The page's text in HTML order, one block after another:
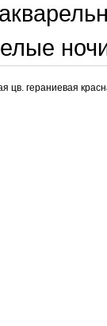
цв. гераниевая